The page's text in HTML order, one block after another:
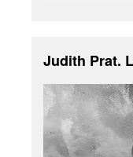
Judith Prat.